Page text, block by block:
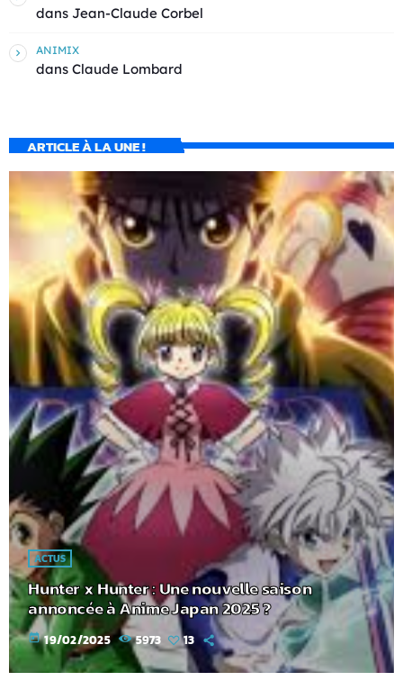
dans Jean-Claude Corbel
ANIMIX
dans Claude Lombard
ARTICLE À LA UNE !
ACTUS
Hunter x Hunter : Une nouvelle saison
annoncée à Anime Japan 2025 ?
today 19/02/2025 5973 13